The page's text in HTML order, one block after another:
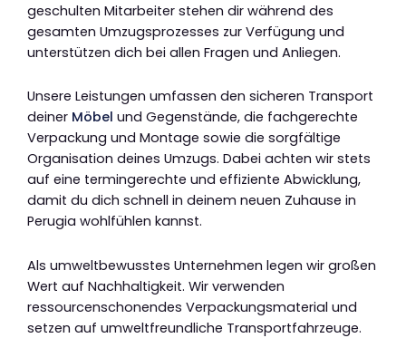
geschulten Mitarbeiter stehen dir während des
gesamten Umzugsprozesses zur Verfügung und
unterstützen dich bei allen Fragen und Anliegen.
Unsere Leistungen umfassen den sicheren Transport
deiner Möbel und Gegenstände, die fachgerechte
Verpackung und Montage sowie die sorgfältige
Organisation deines Umzugs. Dabei achten wir stets
auf eine termingerechte und effiziente Abwicklung,
damit du dich schnell in deinem neuen Zuhause in
Perugia wohlfühlen kannst.
Als umweltbewusstes Unternehmen legen wir großen
Wert auf Nachhaltigkeit. Wir verwenden
ressourcenschonendes Verpackungsmaterial und
setzen auf umweltfreundliche Transportfahrzeuge.